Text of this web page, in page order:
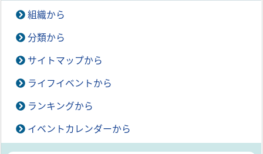
組織から
分類から
サイトマップから
ライフイベントから
ランキングから
イベントカレンダーから